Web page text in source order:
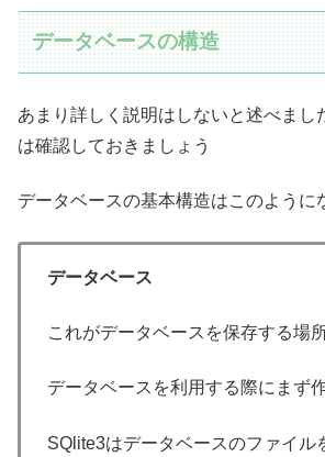
データベースの構造
あまり詳しく説明はしないと述べまし
は確認しておきましょう
データベースの基本構造はこのように
データベース
これがデータベースを保存する場
データベースを利用する際にまず
SQlite3はデータベースのファイル